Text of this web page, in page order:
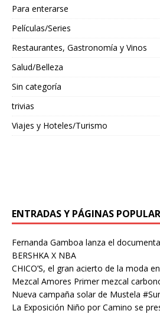
Para enterarse
Películas/Series
Restaurantes, Gastronomía y Vinos
Salud/Belleza
Sin categoría
trivias
Viajes y Hoteles/Turismo
ENTRADAS Y PÁGINAS
Fernanda Gamboa lanza el
BERSHKA X NBA
CHICO’S, el gran acierto de la moda
Mezcal Amores Primer mezcal
Nueva campaña solar de Mustela
La Exposición Niño por Camino se